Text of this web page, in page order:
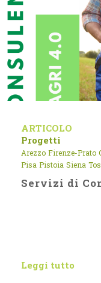
ARTICOLO
Progetti
Arezzo Firenze-Prato
Pisa Pistoia Siena
Servizi di
Leggi tutto